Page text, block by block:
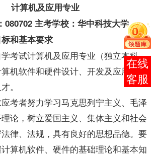
计算机及应用专业
080702 主考学校：华中科技大学
和基本要求
试计算机及应用专业（独立本科
机软件和硬件设计、开发及应用的高
。
者努力学习马克思列宁主义、毛泽
论，树立爱国主义、集体主义和社会
律、法规，具有良好的思想品德。要
算机软件、硬件的基础理论和基本知
在线
客服